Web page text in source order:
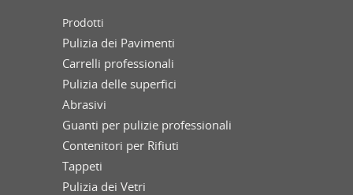
Prodotti
Pulizia dei Pavimenti
Carrelli professionali
Pulizia delle superfici
Abrasivi
Guanti per pulizie professionali
Contenitori per Rifiuti
Tappeti
Pulizia dei Vetri